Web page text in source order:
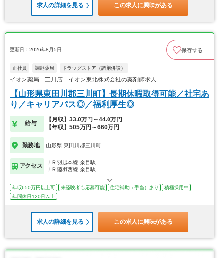
求人の詳細を見る この求人に興味がある
更新日：2026年8月5日 保存する
正社員 調剤薬局 ドラッグストア（調剤併設）
イオン薬局 三川店 イオン東北株式会社の薬剤師求人
【山形県東田川郡三川町】長期休暇取得可能／社宅あ
り／キャリアパス◎／福利厚生◎
給与
【月収】33.0万円～44.0万円
【年収】505万円～660万円
勤務地 山形県 東田川郡三川町
アクセス
ＪＲ羽越本線 余目駅
ＪＲ陸羽西線 余目駅
年収650万円以上可 未経験者も応募可能 住宅補助（手当）あり
積極採用中
年間休日120日以上
求人の詳細を見る この求人に興味がある